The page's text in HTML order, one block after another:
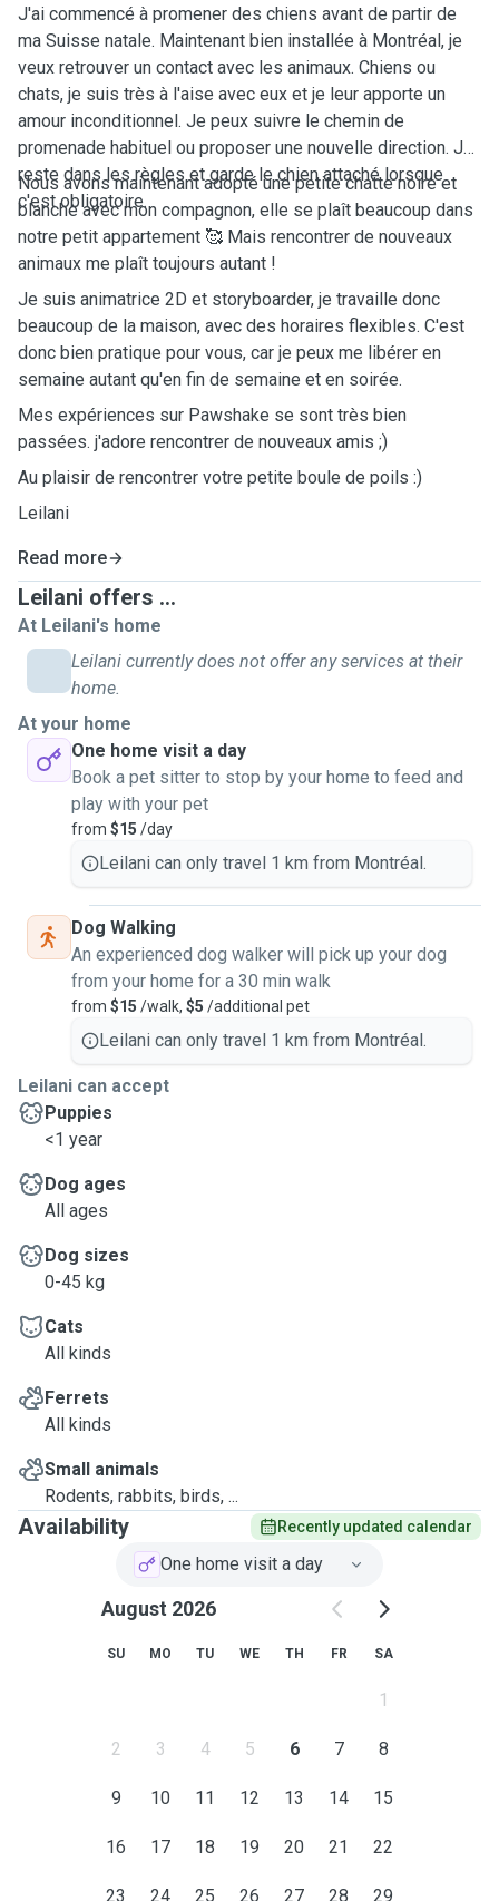
J'ai commencé à promener des chiens avant de partir de
ma Suisse natale. Maintenant bien installée à Montréal, je
veux retrouver un contact avec les animaux. Chiens ou
chats, je suis très à l'aise avec eux et je leur apporte un
amour inconditionnel. Je peux suivre le chemin de
promenade habituel ou proposer une nouvelle direction. Je
reste dans les règles et garde le chien attaché lorsque
c'est obligatoire.
Nous avons maintenant adopté une petite chatte noire et
blanche avec mon compagnon, elle se plaît beaucoup dans
notre petit appartement 🥰 Mais rencontrer de nouveaux
animaux me plaît toujours autant !
Je suis animatrice 2D et storyboarder, je travaille donc
beaucoup de la maison, avec des horaires flexibles. C'est
donc bien pratique pour vous, car je peux me libérer en
semaine autant qu'en fin de semaine et en soirée.
Mes expériences sur Pawshake se sont très bien
passées. j'adore rencontrer de nouveaux amis ;)
Au plaisir de rencontrer votre petite boule de poils :)
Leilani
Read more
Leilani offers ...
At Leilani's home
Leilani currently does not offer any services at their
home.
At your home
One home visit a day
Book a pet sitter to stop by your home to feed and
play with your pet
from $15 /day
Leilani can only travel 1 km from Montréal.
Dog Walking
An experienced dog walker will pick up your dog
from your home for a 30 min walk
from $15 /walk, $5 /additional pet
Leilani can only travel 1 km from Montréal.
Leilani can accept
Puppies
<1 year
Dog ages
All ages
Dog sizes
0-45 kg
Cats
All kinds
Ferrets
All kinds
Small animals
Rodents, rabbits, birds, ...
Availability Recently updated calendar
One home visit a day
August 2026
SU MO TU WE TH FR SA
1
2 3 4 5 6 7 8
9 10 11 12 13 14 15
16 17 18 19 20 21 22
23 24 25 26 27 28 29